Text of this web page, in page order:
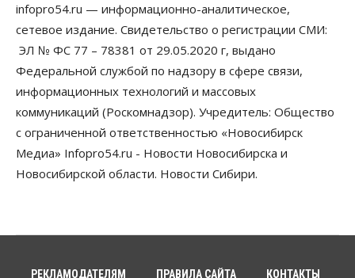
листы на полмиллиарда рублей
07 Августа 2026, 08:00
Искусственный интеллект предлагают
привлекать к разработке новых лекарств в
России
06 Августа 2026, 19:00
Мировые И Федеральные Новости
Россия построит в Киргизии новый кампус КРСУ:
30 гектаров, 15 тысяч студентов и 30 миллиардов
адаптироваться к учебе через культуру
infopro54.ru — информационно-аналитическое,
сетевое издание. Свидетельство о регистрации СМИ:
ЭЛ № ФС 77 – 78381 от 29.05.2020 г, выдано
Федеральной службой по надзору в сфере связи,
информационных технологий и массовых
коммуникаций (Роскомнадзор). Учредитель: Общество
с ограниченной ответственностью «Новосибирск
Медиа» Infopro54.ru - Новости Новосибирска и
Новосибирской области. Новости Сибири.
РЕКЛАМОДАТЕЛЯМ ПРАВИЛА САЙТА КОНТАКТЫ